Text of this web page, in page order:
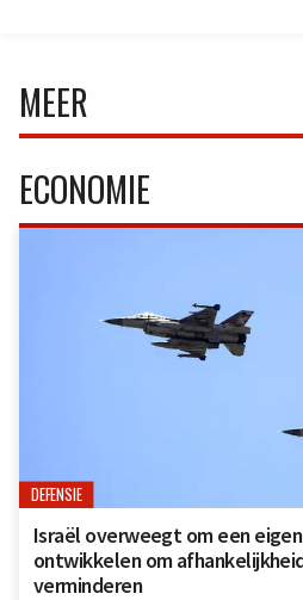
MEER
ECONOMIE
DEFENSIE
Israël overweegt om een
ontwikkelen om
verminderen